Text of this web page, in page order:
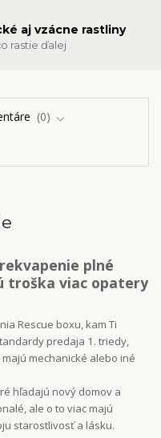
aj vzácne rastliny
rastie ďalej
0
plné
troška viac opatery
Rescue boxu, kam Ti
predaja 1. triedy,
mechanické alebo iné
hľadajú nový domov a
ale o to viac majú
starostlivosť a lásku.